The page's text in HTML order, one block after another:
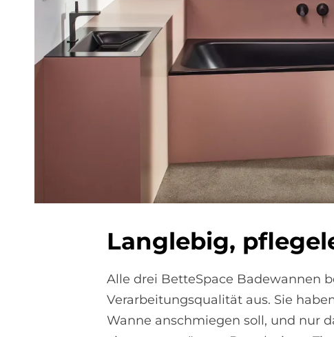
Lang­le­big,
Alle drei BetteSpace Badewannen
Verarbeitungsqualität aus. Sie
Wanne anschmiegen soll, und nur